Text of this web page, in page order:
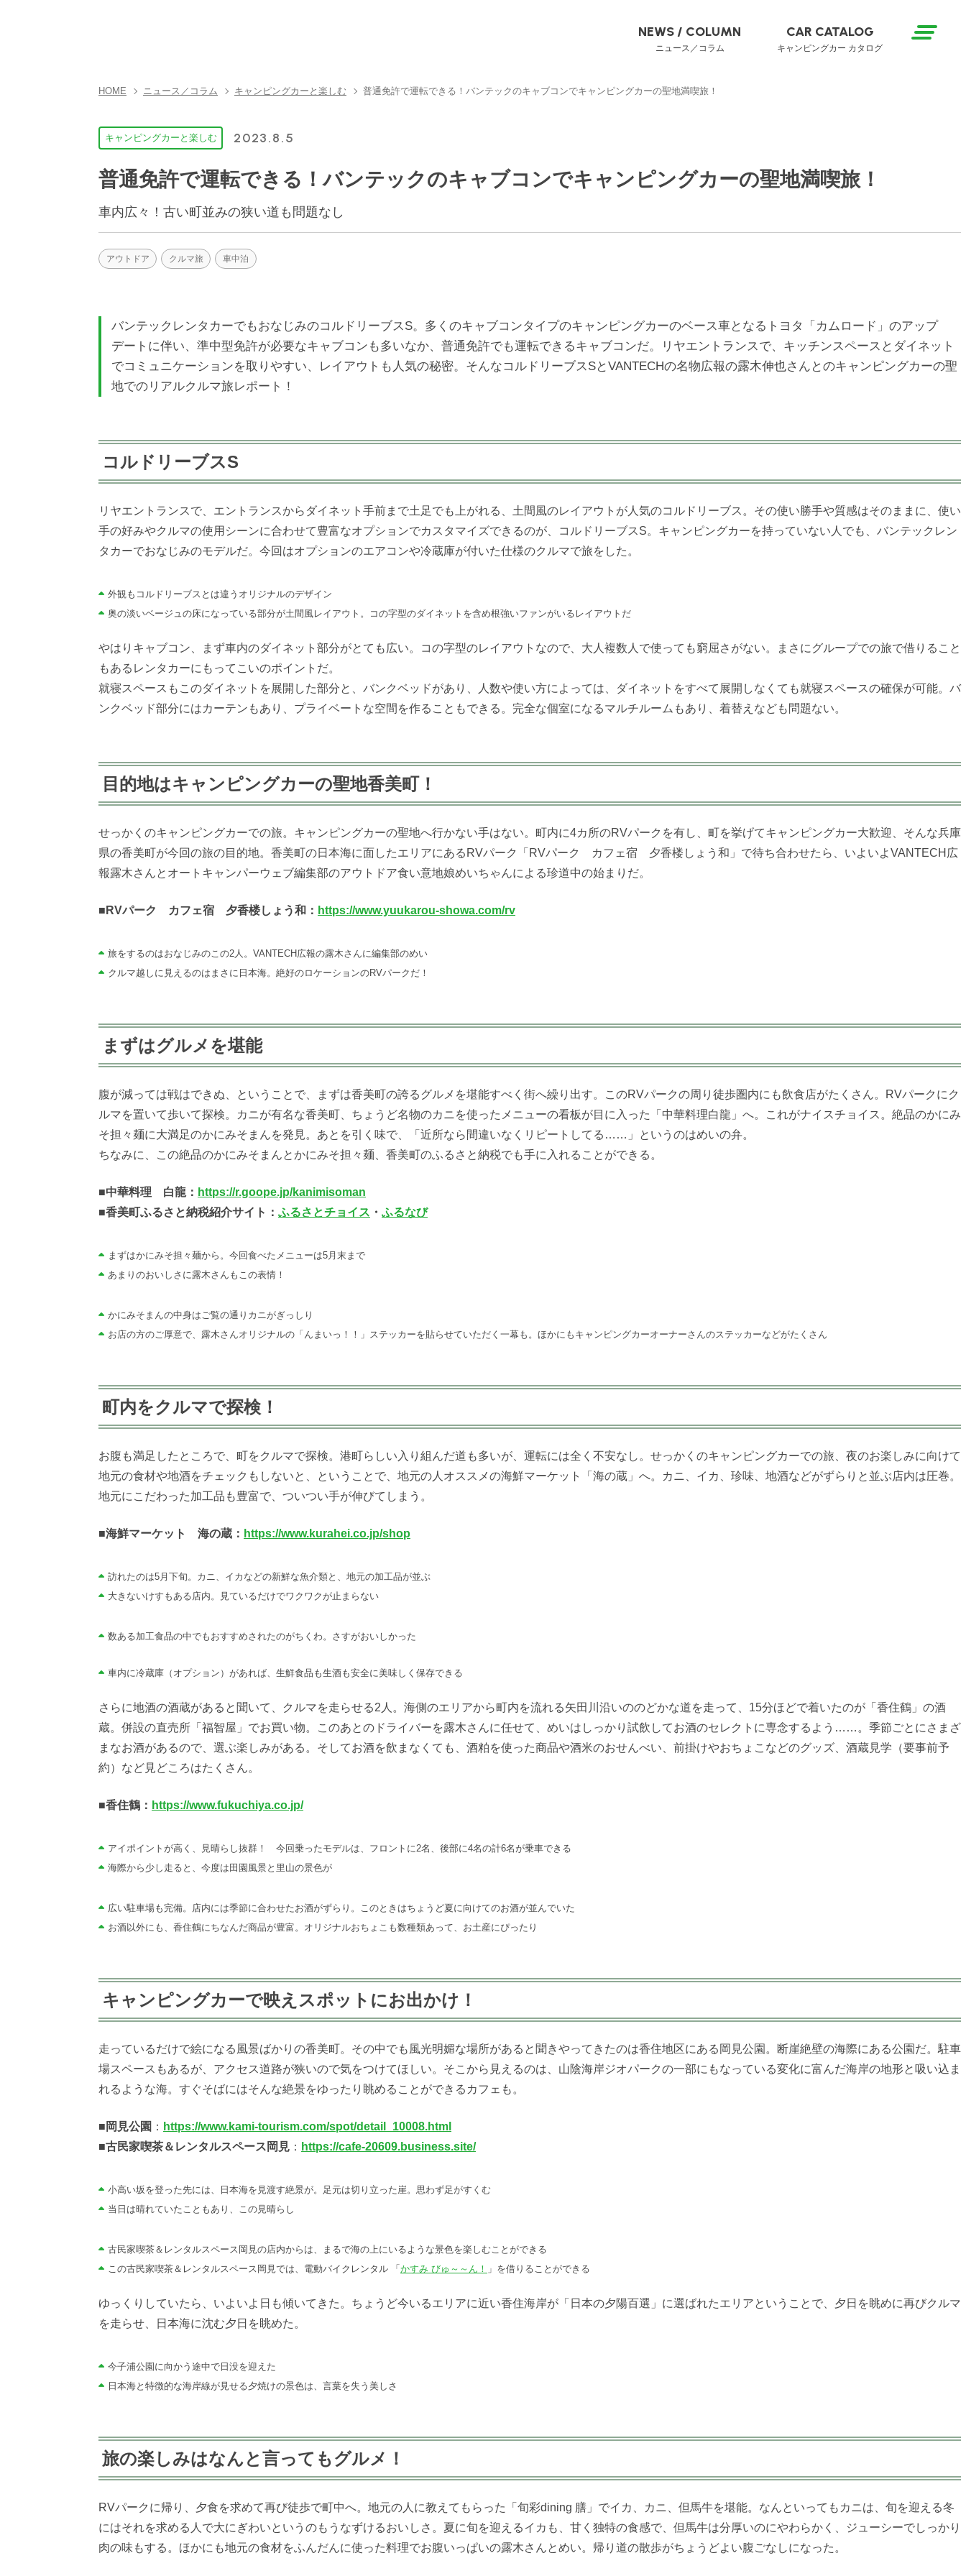
キャンパー）
NEWS / COLUMN
ニュース／コラム
CAR CATALOG
キャンピングカー カタログ
HOME ニュース／コラム キャンピングカーと楽しむ 普通免許で運転できる！バンテックのキャブコンでキャンピングカーの聖地満喫旅！
キャンピングカーと楽しむ 2023.8.5
普通免許で運転できる！バンテックのキャブコンでキャンピングカーの聖地満喫旅！
車内広々！古い町並みの狭い道も問題なし
アウトドア クルマ旅 車中泊
バンテックレンタカーでもおなじみのコルドリーブスS。多くのキャブコンタイプのキャンピングカーのベース車となるトヨタ「カムロード」のアップ
デートに伴い、準中型免許が必要なキャブコンも多いなか、普通免許でも運転できるキャブコンだ。リヤエントランスで、キッチンスペースとダイネット
でコミュニケーションを取りやすい、レイアウトも人気の秘密。そんなコルドリーブスSとVANTECHの名物広報の露木伸也さんとのキャンピングカーの聖
地でのリアルクルマ旅レポート！
コルドリーブスS
リヤエントランスで、エントランスからダイネット手前まで土足でも上がれる、土間風のレイアウトが人気のコルドリーブス。その使い勝手や質感はそのままに、使い
手の好みやクルマの使用シーンに合わせて豊富なオプションでカスタマイズできるのが、コルドリーブスS。キャンピングカーを持っていない人でも、バンテックレン
タカーでおなじみのモデルだ。今回はオプションのエアコンや冷蔵庫が付いた仕様のクルマで旅をした。
外観もコルドリーブスとは違うオリジナルのデザイン
奥の淡いベージュの床になっている部分が土間風レイアウト。コの字型のダイネットを含め根強いファンがいるレイアウトだ
やはりキャブコン、まず車内のダイネット部分がとても広い。コの字型のレイアウトなので、大人複数人で使っても窮屈さがない。まさにグループでの旅で借りること
もあるレンタカーにもってこいのポイントだ。
就寝スペースもこのダイネットを展開した部分と、バンクベッドがあり、人数や使い方によっては、ダイネットをすべて展開しなくても就寝スペースの確保が可能。バ
ンクベッド部分にはカーテンもあり、プライベートな空間を作ることもできる。完全な個室になるマルチルームもあり、着替えなども問題ない。
目的地はキャンピングカーの聖地香美町！
せっかくのキャンピングカーでの旅。キャンピングカーの聖地へ行かない手はない。町内に4カ所のRVパークを有し、町を挙げてキャンピングカー大歓迎、そんな兵庫
県の香美町が今回の旅の目的地。香美町の日本海に面したエリアにあるRVパーク「RVパーク カフェ宿 夕香楼しょう和」で待ち合わせたら、いよいよVANTECH広
報露木さんとオートキャンパーウェブ編集部のアウトドア食い意地娘めいちゃんによる珍道中の始まりだ。
■ RVパーク カフェ宿 夕香楼しょう和： https://www.yuukarou-showa.com/rv
旅をするのはおなじみのこの2人。VANTECH広報の露木さんに編集部のめい
クルマ越しに見えるのはまさに日本海。絶好のロケーションのRVパークだ！
まずはグルメを堪能
腹が減っては戦はできぬ、ということで、まずは香美町の誇るグルメを堪能すべく街へ繰り出す。このRVパークの周り徒歩圏内にも飲食店がたくさん。RVパークにク
ルマを置いて歩いて探検。カニが有名な香美町、ちょうど名物のカニを使ったメニューの看板が目に入った「中華料理白龍」へ。これがナイスチョイス。絶品のかにみ
そ担々麺に大満足のかにみそまんを発見。あとを引く味で、「近所なら間違いなくリピートしてる……」というのはめいの弁。
ちなみに、この絶品のかにみそまんとかにみそ担々麺、香美町のふるさと納税でも手に入れることができる。
■中華料理 白龍： https://r.goope.jp/kanimisoman
■香美町ふるさと納税紹介サイト： ふるさとチョイス ・ ふるなび
まずはかにみそ担々麺から。今回食べたメニューは5月末まで
あまりのおいしさに露木さんもこの表情！
かにみそまんの中身はご覧の通りカニがぎっしり
お店の方のご厚意で、露木さんオリジナルの「んまいっ！！」ステッカーを貼らせていただく一幕も。ほかにもキャンピングカーオーナーさんのステッカーなどがたくさん
町内をクルマで探検！
お腹も満足したところで、町をクルマで探検。港町らしい入り組んだ道も多いが、運転には全く不安なし。せっかくのキャンピングカーでの旅、夜のお楽しみに向けて
地元の食材や地酒をチェックもしないと、ということで、地元の人オススメの海鮮マーケット「海の蔵」へ。カニ、イカ、珍味、地酒などがずらりと並ぶ店内は圧巻。
地元にこだわった加工品も豊富で、ついつい手が伸びてしまう。
■海鮮マーケット 海の蔵： https://www.kurahei.co.jp/shop
訪れたのは5月下旬。カニ、イカなどの新鮮な魚介類と、地元の加工品が並ぶ
大きないけすもある店内。見ているだけでワクワクが止まらない
数ある加工食品の中でもおすすめされたのがちくわ。さすがおいしかった
車内に冷蔵庫（オプション）があれば、生鮮食品も生酒も安全に美味しく保存できる
さらに地酒の酒蔵があると聞いて、クルマを走らせる2人。海側のエリアから町内を流れる矢田川沿いののどかな道を走って、15分ほどで着いたのが「香住鶴」の酒
蔵。併設の直売所「福智屋」でお買い物。このあとのドライバーを露木さんに任せて、めいはしっかり試飲してお酒のセレクトに専念するよう……。季節ごとにさまざ
まなお酒があるので、選ぶ楽しみがある。そしてお酒を飲まなくても、酒粕を使った商品や酒米のおせんべい、前掛けやおちょこなどのグッズ、酒蔵見学（要事前予
約）など見どころはたくさん。
■香住鶴： https://www.fukuchiya.co.jp/
アイポイントが高く、見晴らし抜群！ 今回乗ったモデルは、フロントに2名、後部に4名の計6名が乗車できる
海際から少し走ると、今度は田園風景と里山の景色が
広い駐車場も完備。店内には季節に合わせたお酒がずらり。このときはちょうど夏に向けてのお酒が並んでいた
お酒以外にも、香住鶴にちなんだ商品が豊富。オリジナルおちょこも数種類あって、お土産にぴったり
キャンピングカーで映えスポットにお出かけ！
走っているだけで絵になる風景ばかりの香美町。その中でも風光明媚な場所があると聞きやってきたのは香住地区にある岡見公園。断崖絶壁の海際にある公園だ。駐車
場スペースもあるが、アクセス道路が狭いので気をつけてほしい。そこから見えるのは、山陰海岸ジオパークの一部にもなっている変化に富んだ海岸の地形と吸い込ま
れるような海。すぐそばにはそんな絶景をゆったり眺めることができるカフェも。
■岡見公園 ： https://www.kami-tourism.com/spot/detail_10008.html
■古民家喫茶＆レンタルスペース岡見 ： https://cafe-20609.business.site/
小高い坂を登った先には、日本海を見渡す絶景が。足元は切り立った崖。思わず足がすくむ
当日は晴れていたこともあり、この見晴らし
古民家喫茶＆レンタルスペース岡見の店内からは、まるで海の上にいるような景色を楽しむことができる
この古民家喫茶＆レンタルスペース岡見では、電動バイクレンタル 「かすみ びゅ～～ん！ 」を借りることができる
ゆっくりしていたら、いよいよ日も傾いてきた。ちょうど今いるエリアに近い香住海岸が「日本の夕陽百選」に選ばれたエリアということで、夕日を眺めに再びクルマ
を走らせ、日本海に沈む夕日を眺めた。
今子浦公園に向かう途中で日没を迎えた
日本海と特徴的な海岸線が見せる夕焼けの景色は、言葉を失う美しさ
旅の楽しみはなんと言ってもグルメ！
RVパークに帰り、夕食を求めて再び徒歩で町中へ。地元の人に教えてもらった「旬彩dining 膳」でイカ、カニ、但馬牛を堪能。なんといってもカニは、旬を迎える冬
にはそれを求める人で大にぎわいというのもうなずけるおいしさ。夏に旬を迎えるイカも、甘く独特の食感で、但馬牛は分厚いのにやわらかく、ジューシーでしっかり
肉の味もする。ほかにも地元の食材をふんだんに使った料理でお腹いっぱいの露木さんとめい。帰り道の散歩がちょうどよい腹ごなしになった。